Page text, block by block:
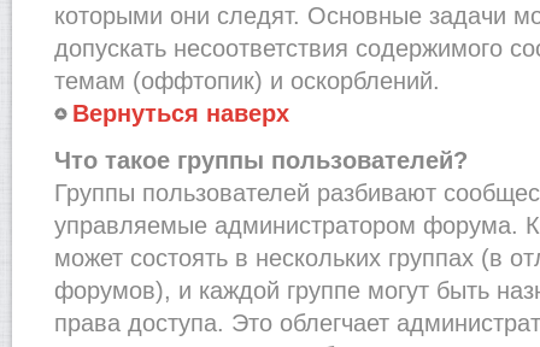
которыми они следят. Основные задачи
допускать несоответствия содержимого
темам (оффтопик) и оскорблений.
Вернуться наверх
Что такое группы пользователей?
Группы пользователей разбивают
управляемые администратором форума.
может состоять в нескольких группах (в
форумов), и каждой группе могут быть
права доступа. Это облегчает